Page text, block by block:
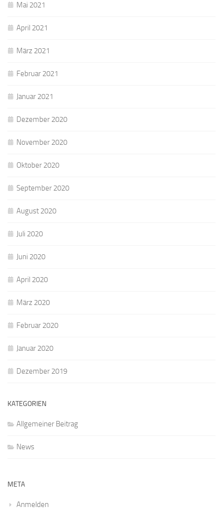
Mai 2021
April 2021
März 2021
Februar 2021
Januar 2021
Dezember 2020
November 2020
Oktober 2020
September 2020
August 2020
Juli 2020
Juni 2020
April 2020
März 2020
Februar 2020
Januar 2020
Dezember 2019
KATEGORIEN
Allgemeiner Beitrag
News
META
Anmelden